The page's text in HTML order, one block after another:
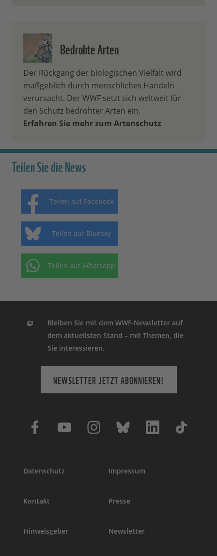
Bedrohte Arten
Der Rückgang der biologischen Vielfalt wird
maßgeblich durch menschliches Handeln
verursacht. Der WWF setzt sich weltweit für
den Schutz bedrohter Arten ein.
Erfahren Sie mehr zum Artenschutz
Teilen Sie die News
Teilen auf Facebook
Teilen auf Bluesky
Teilen auf Whatsapp
Bleiben Sie mit dem WWF-Newsletter auf
dem aktuellsten Stand – mit Themen, die
Sie interessieren.
NEWSLETTER JETZT ABONNIEREN!
Datenschutz Impressum
Kontakt Presse
Hinweisgeber Newsletter